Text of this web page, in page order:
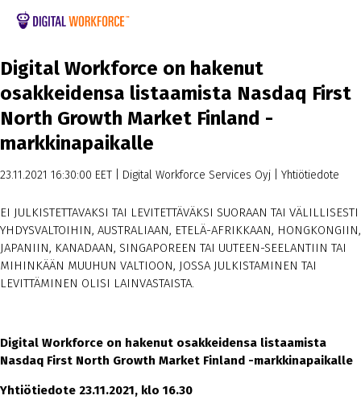
Digital Workforce on hakenut
osakkeidensa listaamista Nasdaq First
North Growth Market Finland -
markkinapaikalle
23.11.2021 16:30:00 EET Digital Workforce Services Oyj Yhtiötiedote
EI JULKISTETTAVAKSI TAI LEVITETTÄVÄKSI SUORAAN TAI VÄLILLISESTI
YHDYSVALTOIHIN, AUSTRALIAAN, ETELÄ-AFRIKKAAN, HONGKONGIIN,
JAPANIIN, KANADAAN, SINGAPOREEN TAI UUTEEN-SEELANTIIN TAI
MIHINKÄÄN MUUHUN VALTIOON, JOSSA JULKISTAMINEN TAI
LEVITTÄMINEN OLISI LAINVASTAISTA.
Digital Workforce on hakenut osakkeidensa listaamista
Nasdaq First North Growth Market Finland -markkinapaikalle
Yhtiötiedote 23.11.2021, klo 16.30